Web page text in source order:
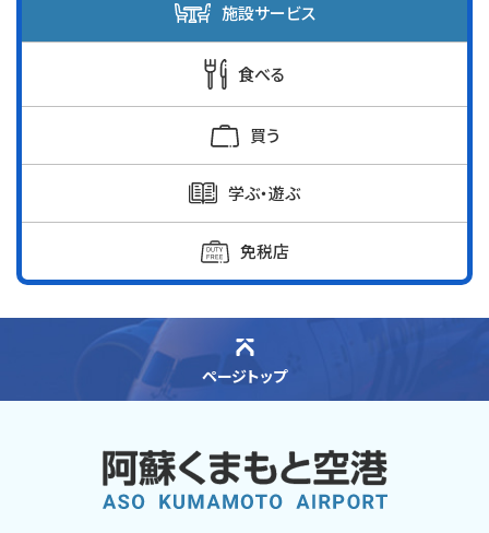
施設サービス
食べる
買う
学ぶ・遊ぶ
免税店
ページトップ